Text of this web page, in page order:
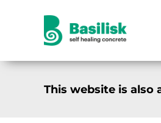
This website is also